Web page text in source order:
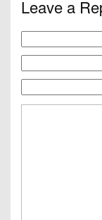
Leave a